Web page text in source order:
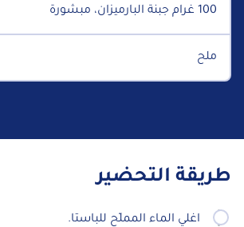
100 غرام جبنة البارميزان، مبشورة
ملح
طريقة التحضير
اغلي الماء المملّح للباستا.